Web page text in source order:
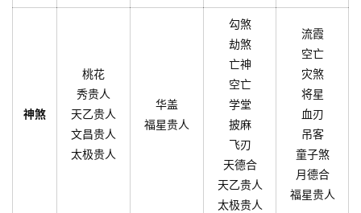
神煞
桃花
秀贵人
天乙贵人
文昌贵人
太极贵人
华盖
福星贵人
勾煞
劫煞
亡神
空亡
学堂
披麻
飞刃
天德合
天乙贵人
太极贵人
流霞
空亡
灾煞
将星
血刃
吊客
童子煞
月德合
福星贵人